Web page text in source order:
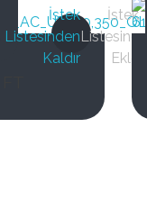
İstek
Listesinden
Kaldır
İstek
Listesine
Ekle